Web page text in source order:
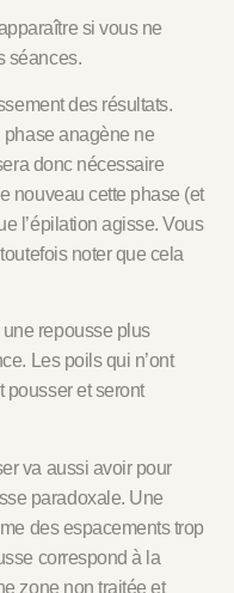
si vous ne
séances.
des résultats.
phase anagène ne
donc nécessaire
nouveau cette phase (et
l’épilation agisse. Vous
noter que cela
une repousse plus
Les poils qui n’ont
pousser et seront
va aussi avoir pour
paradoxale. Une
des espacements trop
correspond à la
zone non traitée et